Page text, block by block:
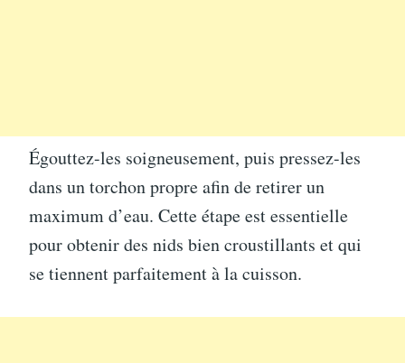
Égouttez-les soigneusement, puis pressez-les
dans un torchon propre afin de retirer un
maximum d’eau. Cette étape est essentielle
pour obtenir des nids bien croustillants et qui
se tiennent parfaitement à la cuisson.